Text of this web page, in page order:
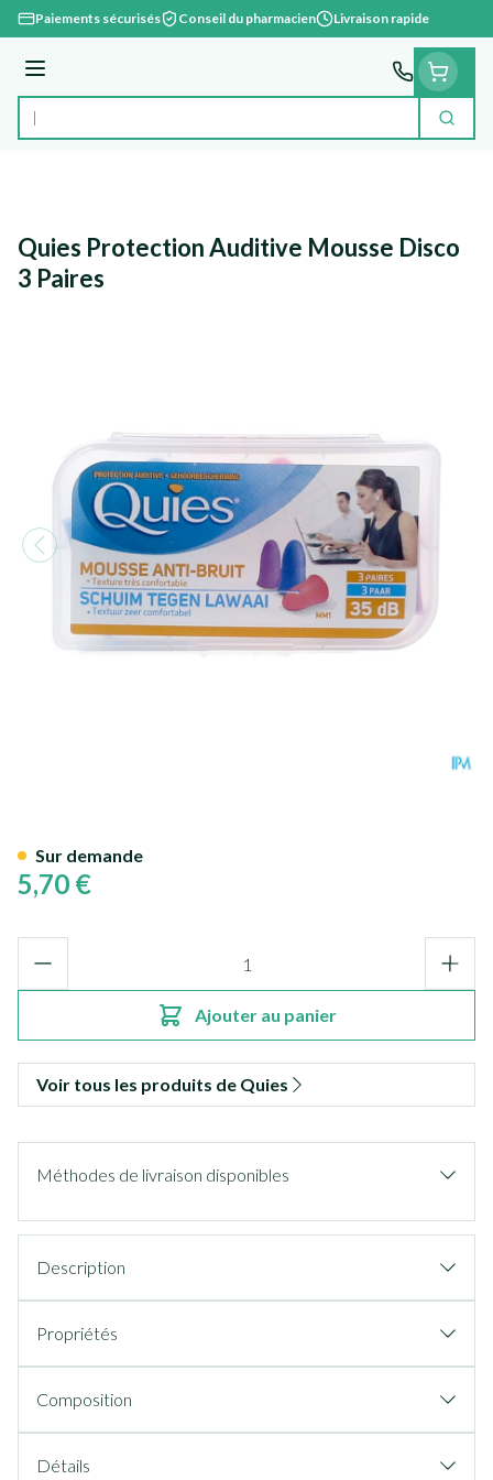
Aller au contenu
Paiements sécurisés Conseil du pharmacien Livraison rapide
Menu
Rechercher
Quies Protection Auditive Mousse Disco
3 Paires
5,70 €
Ajouter au panier
Sur demande
Voir tous les produits de Quies
Méthodes de livraison disponibles
Description
Propriétés
Composition
Détails